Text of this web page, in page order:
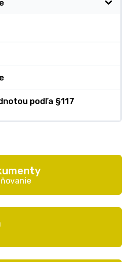
podľa §117